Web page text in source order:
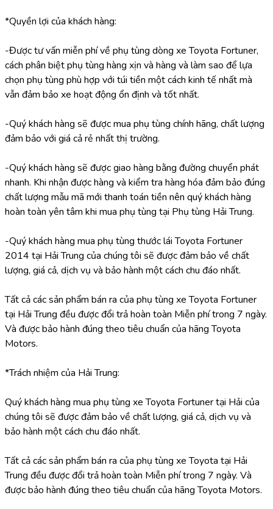
*Quyền lợi của khách hàng:
-Được tư vấn miễn phí về phụ tùng dòng xe Toyota Fortuner,
cách phân biệt phụ tùng hàng xịn và hàng và làm sao để lựa
chọn phụ tùng phù hợp với túi tiền một cách kinh tế nhất mà
vẫn đảm bảo xe hoạt động ổn định và tốt nhất.
-Quý khách hàng sẽ được mua phụ tùng chính hãng, chất lượng
đảm bảo với giá cả rẻ nhất thị trường.
-Quý khách hàng sẽ được giao hàng bằng đường chuyển phát
nhanh. Khi nhận được hàng và kiểm tra hàng hóa đảm bảo đúng
chất lượng mẫu mã mới thanh toán tiền nên quý khách hàng
hoàn toàn yên tâm khi mua phụ tùng tại Phụ tùng Hải Trung.
-Quý khách hàng mua phụ tùng thước lái Toyota Fortuner
2014 tại Hải Trung của chúng tôi sẽ được đảm bảo về chất
lượng, giá cả, dịch vụ và bảo hành một cách chu đáo nhất.
Tất cả các sản phẩm bán ra của phụ tùng xe Toyota Fortuner
tại Hải Trung đều được đổi trả hoàn toàn Miễn phí trong 7 ngày.
Và được bảo hành đúng theo tiêu chuẩn của hãng Toyota
Motors.
*Trách nhiệm của Hải Trung:
Quý khách hàng mua phụ tùng xe Toyota Fortuner tại Hải của
chúng tôi sẽ được đảm bảo về chất lượng, giá cả, dịch vụ và
bảo hành một cách chu đáo nhất.
Tất cả các sản phẩm bán ra của phụ tùng xe Toyota tại Hải
Trung đều được đổi trả hoàn toàn Miễn phí trong 7 ngày. Và
được bảo hành đúng theo tiêu chuẩn của hãng Toyota Motors.